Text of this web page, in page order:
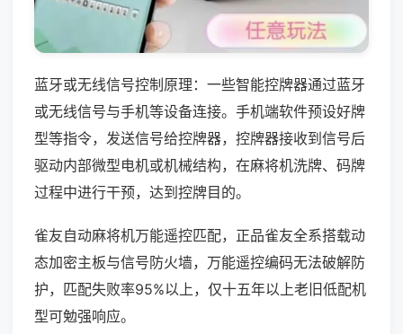
蓝牙或无线信号控制原理：一些智能控牌器通过蓝牙
或无线信号与手机等设备连接。手机端软件预设好牌
型等指令，发送信号给控牌器，控牌器接收到信号后
驱动内部微型电机或机械结构，在麻将机洗牌、码牌
过程中进行干预，达到控牌目的。
雀友自动麻将机万能遥控匹配，正品雀友全系搭载动
态加密主板与信号防火墙，万能遥控编码无法破解防
护，匹配失败率95%以上，仅十五年以上老旧低配机
型可勉强响应。